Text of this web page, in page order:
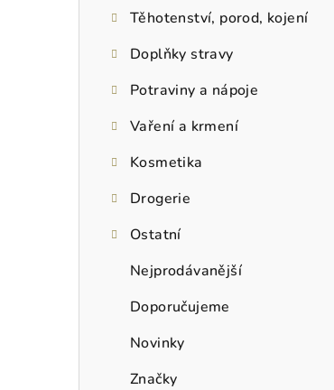
Těhotenství, porod, kojení
Doplňky stravy
Potraviny a nápoje
Vaření a krmení
Kosmetika
Drogerie
Ostatní
Nejprodávanější
Doporučujeme
Novinky
Značky